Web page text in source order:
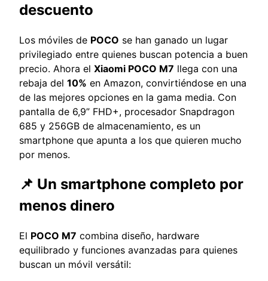
descuento
Los móviles de POCO se han ganado un lugar
privilegiado entre quienes buscan potencia a buen
precio. Ahora el Xiaomi POCO M7 llega con una
rebaja del 10% en Amazon, convirtiéndose en una
de las mejores opciones en la gama media. Con
pantalla de 6,9” FHD+, procesador Snapdragon
685 y 256GB de almacenamiento, es un
smartphone que apunta a los que quieren mucho
por menos.
📌 Un smartphone completo por
menos dinero
El POCO M7 combina diseño, hardware
equilibrado y funciones avanzadas para quienes
buscan un móvil versátil: